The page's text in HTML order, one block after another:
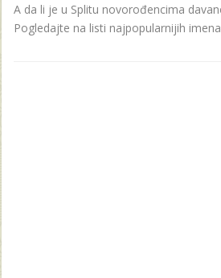
A da li je u Splitu novorođencima
Pogledajte na listi najpopularnijih